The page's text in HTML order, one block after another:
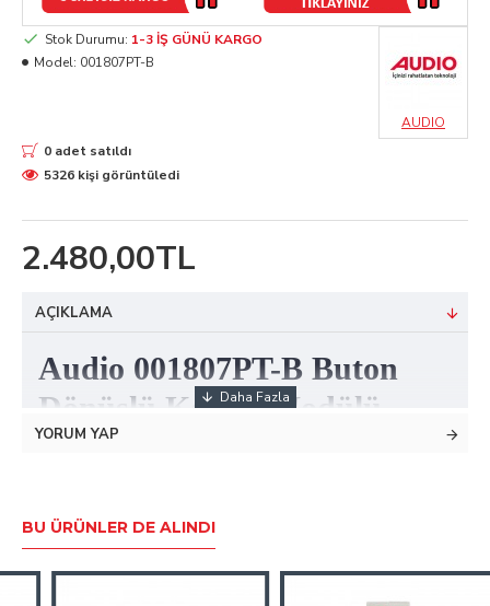
2.480,00TL
Stok Durumu: 1-3 İŞ GÜNÜ KARGO
Model: 001807PT-B
AUDIO
0 adet satıldı
5326 kişi görüntüledi
AÇIKLAMA
Audio 001807PT-B Buton
Dönüşlü Kombi Modülü
Sadece tek kombi için kullanılmakta olan bir modüldür.
Monte işlemleri sigorta panosuna yapılmaktadır.
YORUM YAP
BU ÜRÜNLER DE ALINDI